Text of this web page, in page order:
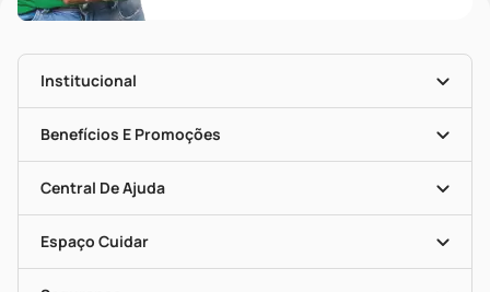
Institucional
História
Nossas Lojas
Mapa De Categorias
Blog Da PP
Seja Uma Loja Parceira
Benefícios E Promoções
Clube PP
Convênios
Programa Popular Do Brasil
Encarte De Ofertas
Dermaclub
Descontos De Laboratório (PBM)
Cupons E Ofertas
Central De Ajuda
Entrega
Recompra Programada
Compras Com Receita
Alomed (tele-Entrega)
Espaço Cuidar
Vacinas